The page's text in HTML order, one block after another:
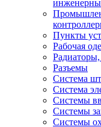
Пункты
Рабочая
Разъемы
Система
Система
Системы
Системы
Системы